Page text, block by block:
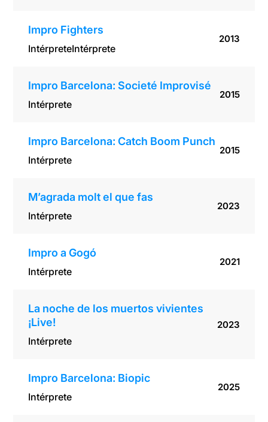
Impro Fighters
IntérpreteIntérprete
2013
Impro Barcelona: Societé Improvisé
Intérprete
2015
Impro Barcelona: Catch Boom Punch
Intérprete
2015
M’agrada molt el que fas
Intérprete
2023
Impro a Gogó
Intérprete
2021
La noche de los muertos vivientes
¡Live!
Intérprete
2023
Impro Barcelona: Biopic
Intérprete
2025